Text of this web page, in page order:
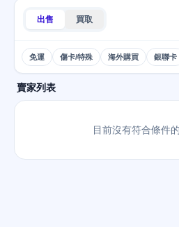
出售 買取
免運 傷卡/特殊 海外購買 銀聯卡
賣家列表
目前沒有符合條件